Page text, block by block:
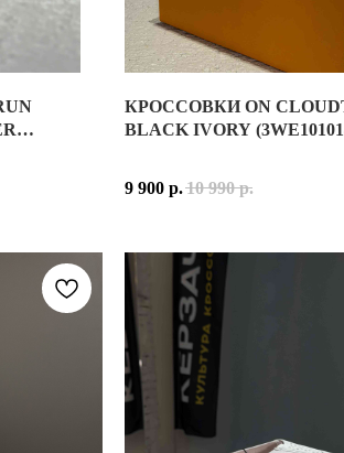
SILVER — СОВРЕМЕННАЯ
ЛЁГКОЙ ВОЗДУХОПРОНИЦАЕМОЙ СЕТКИ
АКТИВНОГО ГОРОДСКОГО РИТМА.
SILVER — ОТЛИЧНЫЙ ВЫБОР
МАТЕРИАЛЫ, ЭЛЕМЕНТЫ
(WHITE / METALLIC SILVER)
ГОДА
КРОССОВКИ ON
BLACK IVORY
КРОССОВКИ ON CLOUDTILT
РАСЦВЕТКА BLACK
ON CLOUDTILT BLACK
ON CLOUDTILT BLACK
ПРИНАДЛЕЖНОСТЬ:
МАТЕРИАЛ ВЕРХА:
ОСНОВНЫЕ ЦВЕТА: IVORY
9 900 р.10 990 р.